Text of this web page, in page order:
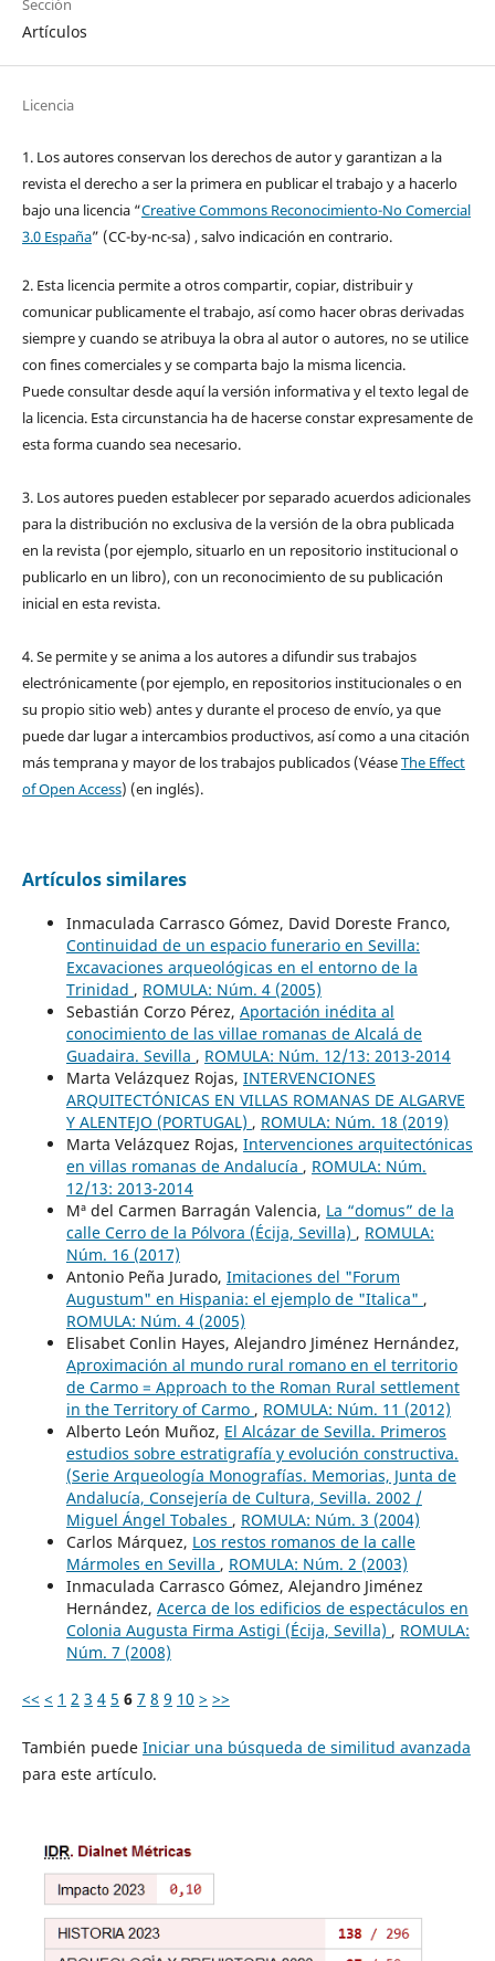
Sección
Artículos
Licencia
1. Los autores conservan los derechos de autor y garantizan a la
revista el derecho a ser la primera en publicar el trabajo y a hacerlo
bajo una licencia “Creative Commons Reconocimiento-No Comercial
3.0 España” (CC-by-nc-sa) , salvo indicación en contrario.
2. Esta licencia permite a otros compartir, copiar, distribuir y
comunicar publicamente el trabajo, así como hacer obras derivadas
siempre y cuando se atribuya la obra al autor o autores, no se utilice
con fines comerciales y se comparta bajo la misma licencia.
Puede consultar desde aquí la versión informativa y el texto legal de
la licencia. Esta circunstancia ha de hacerse constar expresamente de
esta forma cuando sea necesario.
3. Los autores pueden establecer por separado acuerdos adicionales
para la distribución no exclusiva de la versión de la obra publicada
en la revista (por ejemplo, situarlo en un repositorio institucional o
publicarlo en un libro), con un reconocimiento de su publicación
inicial en esta revista.
4. Se permite y se anima a los autores a difundir sus trabajos
electrónicamente (por ejemplo, en repositorios institucionales o en
su propio sitio web) antes y durante el proceso de envío, ya que
puede dar lugar a intercambios productivos, así como a una citación
más temprana y mayor de los trabajos publicados (VéaseThe Effect
of Open Access) (en inglés).
Artículos similares
Inmaculada Carrasco Gómez, David Doreste Franco,
Continuidad de un espacio funerario en Sevilla:
Excavaciones arqueológicas en el entorno de la
Trinidad , ROMULA: Núm. 4 (2005)
Sebastián Corzo Pérez, Aportación inédita al
conocimiento de las villae romanas de Alcalá de
Guadaira. Sevilla , ROMULA: Núm. 12/13: 2013-2014
Marta Velázquez Rojas, INTERVENCIONES
ARQUITECTÓNICAS EN VILLAS ROMANAS DE ALGARVE
Y ALENTEJO (PORTUGAL) , ROMULA: Núm. 18 (2019)
Marta Velázquez Rojas, Intervenciones arquitectónicas
en villas romanas de Andalucía , ROMULA: Núm.
12/13: 2013-2014
Mª del Carmen Barragán Valencia, La “domus” de la
calle Cerro de la Pólvora (Écija, Sevilla) , ROMULA:
Núm. 16 (2017)
Antonio Peña Jurado, Imitaciones del "Forum
Augustum" en Hispania: el ejemplo de "Italica" ,
ROMULA: Núm. 4 (2005)
Elisabet Conlin Hayes, Alejandro Jiménez Hernández,
Aproximación al mundo rural romano en el territorio
de Carmo = Approach to the Roman Rural settlement
in the Territory of Carmo , ROMULA: Núm. 11 (2012)
Alberto León Muñoz, El Alcázar de Sevilla. Primeros
estudios sobre estratigrafía y evolución constructiva.
(Serie Arqueología Monografías. Memorias, Junta de
Andalucía, Consejería de Cultura, Sevilla. 2002 /
Miguel Ángel Tobales , ROMULA: Núm. 3 (2004)
Carlos Márquez, Los restos romanos de la calle
Mármoles en Sevilla , ROMULA: Núm. 2 (2003)
Inmaculada Carrasco Gómez, Alejandro Jiménez
Hernández, Acerca de los edificios de espectáculos en
Colonia Augusta Firma Astigi (Écija, Sevilla) , ROMULA:
Núm. 7 (2008)
<< < 1 2 3 4 5 6 7 8 9 10 > >>
También puede Iniciar una búsqueda de similitud avanzada
para este artículo.